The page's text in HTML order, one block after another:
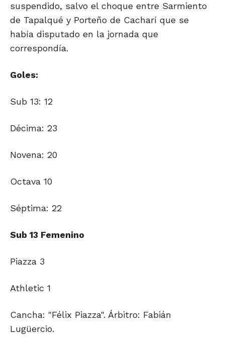
suspendido, salvo el choque entre Sarmiento
de Tapalqué y Porteño de Cacharí que se
había disputado en la jornada que
correspondía.
Goles:
Sub 13: 12
Décima: 23
Novena: 20
Octava 10
Séptima: 22
Sub 13 Femenino
Piazza 3
Athletic 1
Cancha: "Félix Piazza". Árbitro: Fabián
Lugüercio.